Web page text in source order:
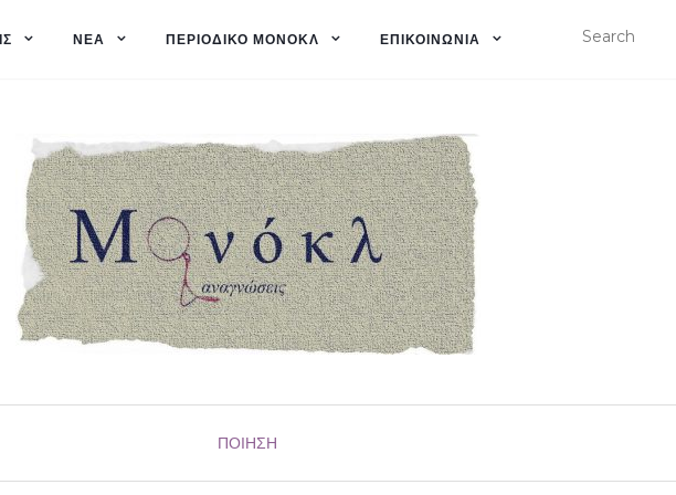
ΝΈΑ ΠΕΡΙΟΔΙΚΌ ΜΟΝΌΚΛ ΕΠΙΚΟΙΝΩΝΊΑ
ΠΟΊΗΣΗ